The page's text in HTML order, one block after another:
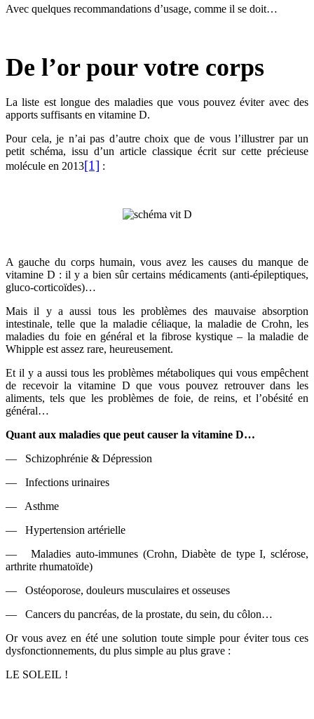
Avec quelques recommandations d’usage, comme il se doit…
De l’or pour votre corps
La liste est longue des maladies que vous pouvez éviter avec des
apports suffisants en vitamine D.
Pour cela, je n’ai pas d’autre choix que de vous l’illustrer par un
petit schéma, issu d’un article classique écrit sur cette précieuse
molécule en 2013[1] :
A gauche du corps humain, vous avez les causes du manque de
vitamine D : il y a bien sûr certains médicaments (anti-épileptiques,
gluco-corticoïdes)…
Mais il y a aussi tous les problèmes des mauvaise absorption
intestinale, telle que la maladie céliaque, la maladie de Crohn, les
maladies du foie en général et la fibrose kystique – la maladie de
Whipple est assez rare, heureusement.
Et il y a aussi tous les problèmes métaboliques qui vous empêchent
de recevoir la vitamine D que vous pouvez retrouver dans les
aliments, tels que les problèmes de foie, de reins, et l’obésité en
général…
Quant aux maladies que peut causer la vitamine D…
— Schizophrénie & Dépression
— Infections urinaires
— Asthme
— Hypertension artérielle
— Maladies auto-immunes (Crohn, Diabète de type I, sclérose,
arthrite rhumatoïde)
— Ostéoporose, douleurs musculaires et osseuses
— Cancers du pancréas, de la prostate, du sein, du côlon…
Or vous avez en été une solution toute simple pour éviter tous ces
dysfonctionnements, du plus simple au plus grave :
LE SOLEIL !